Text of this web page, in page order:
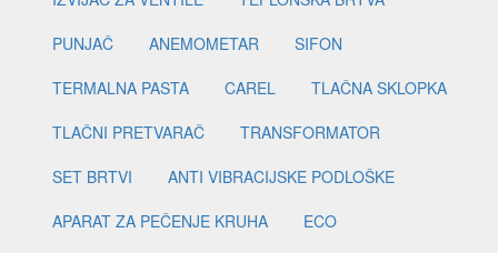
PUNJAČ
ANEMOMETAR
SIFON
TERMALNA PASTA
CAREL
TLAČNA SKLOPKA
TLAČNI PRETVARAČ
TRANSFORMATOR
SET BRTVI
ANTI VIBRACIJSKE PODLOŠKE
APARAT ZA PEČENJE KRUHA
ECO